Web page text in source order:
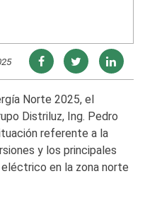
Norte 2025, el
Distriluz, Ing. Pedro
referente a la
y los principales
en la zona norte